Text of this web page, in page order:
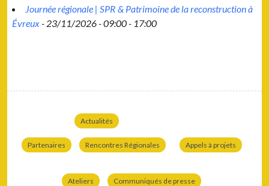
Journée régionale | SPR & Patrimoine de la reconstruction à
Évreux- 23/11/2026 - 09:00 - 17:00
Actualités
Partenaires Rencontres Régionales Appels à projets
Ateliers Communiqués de presse